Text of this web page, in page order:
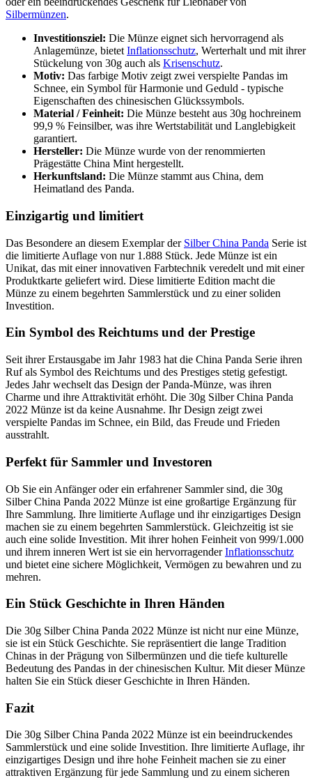
Silbermünzen.
Investitionsziel: Die Münze eignet sich hervorragend als
Anlagemünze, bietet Inflationsschutz, Werterhalt und mit ihrer
Stückelung von 30g auch als Krisenschutz.
Motiv: Das farbige Motiv zeigt zwei verspielte Pandas im
Schnee, ein Symbol für Harmonie und Geduld - typische
Eigenschaften des chinesischen Glückssymbols.
Material / Feinheit: Die Münze besteht aus 30g hochreinem
99,9 % Feinsilber, was ihre Wertstabilität und Langlebigkeit
garantiert.
Hersteller: Die Münze wurde von der renommierten
Prägestätte China Mint hergestellt.
Herkunftsland: Die Münze stammt aus China, dem
Heimatland des Panda.
Einzigartig und limitiert
Das Besondere an diesem Exemplar der Silber China Panda Serie ist
die limitierte Auflage von nur 1.888 Stück. Jede Münze ist ein
Unikat, das mit einer innovativen Farbtechnik veredelt und mit einer
Produktkarte geliefert wird. Diese limitierte Edition macht die
Münze zu einem begehrten Sammlerstück und zu einer soliden
Investition.
Ein Symbol des Reichtums und der Prestige
Seit ihrer Erstausgabe im Jahr 1983 hat die China Panda Serie ihren
Ruf als Symbol des Reichtums und des Prestiges stetig gefestigt.
Jedes Jahr wechselt das Design der Panda-Münze, was ihren
Charme und ihre Attraktivität erhöht. Die 30g Silber China Panda
2022 Münze ist da keine Ausnahme. Ihr Design zeigt zwei
verspielte Pandas im Schnee, ein Bild, das Freude und Frieden
ausstrahlt.
Perfekt für Sammler und Investoren
Ob Sie ein Anfänger oder ein erfahrener Sammler sind, die 30g
Silber China Panda 2022 Münze ist eine großartige Ergänzung für
Ihre Sammlung. Ihre limitierte Auflage und ihr einzigartiges Design
machen sie zu einem begehrten Sammlerstück. Gleichzeitig ist sie
auch eine solide Investition. Mit ihrer hohen Feinheit von 999/1.000
und ihrem inneren Wert ist sie ein hervorragenderInflationsschutz
und bietet eine sichere Möglichkeit, Vermögen zu bewahren und zu
mehren.
Ein Stück Geschichte in Ihren Händen
Die 30g Silber China Panda 2022 Münze ist nicht nur eine Münze,
sie ist ein Stück Geschichte. Sie repräsentiert die lange Tradition
Chinas in der Prägung von Silbermünzen und die tiefe kulturelle
Bedeutung des Pandas in der chinesischen Kultur. Mit dieser Münze
halten Sie ein Stück dieser Geschichte in Ihren Händen.
Fazit
Die 30g Silber China Panda 2022 Münze ist ein beeindruckendes
Sammlerstück und eine solide Investition. Ihre limitierte Auflage, ihr
einzigartiges Design und ihre hohe Feinheit machen sie zu einer
attraktiven Ergänzung für jede Sammlung und zu einem sicheren